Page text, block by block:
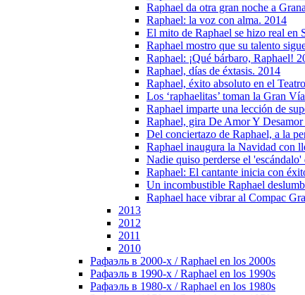
Raphael da otra gran noche a
Raphael: la voz con alma. 2014
El mito de Raphael se hizo real en
Raphael mostro que su talento
Raphael: ¡Qué bárbaro, Raphael!
Raphael, días de éxtasis. 2014
Raphael, éxito absoluto en el
Los ‘raphaelitas’ toman la Gran
Raphael imparte una lección de
Raphael, gira De Amor Y
Del conciertazo de Raphael, a la
Raphael inaugura la Navidad con
Nadie quiso perderse el
Raphael: El cantante inicia con
Un incombustible Raphael
Raphael hace vibrar al Compac
2013
2012
2011
2010
Рафаэль в 2000-х / Raphael en los 2000s
Рафаэль в 1990-х / Raphael en los 1990s
Рафаэль в 1980-х / Raphael en los 1980s